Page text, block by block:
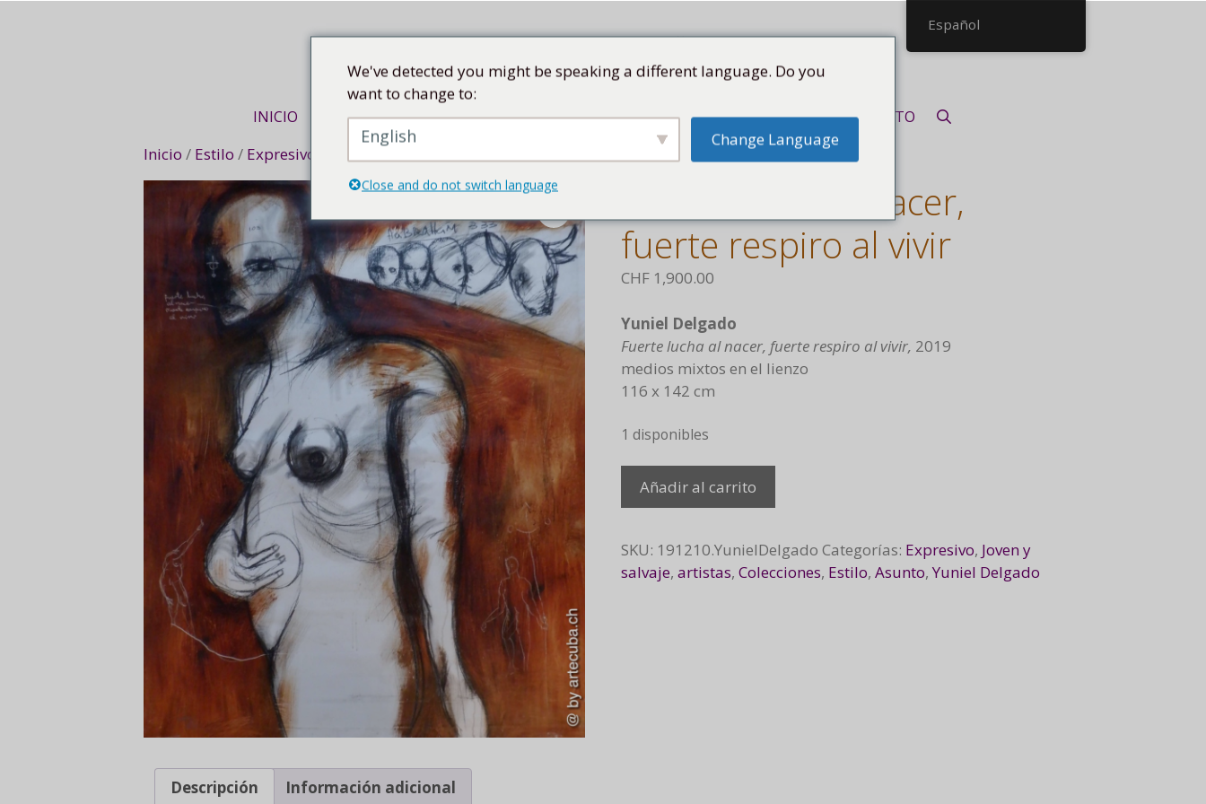
INICIO VIAJE DE ARTE COLECCIÓN ARTISTAS KUBA TIENDA CONTACTO
Inicio / Estilo / Expresivo
Fuerte lucha al nacer,
fuerte respiro al vivir
CHF 1,900.00
Yuniel Delgado
Fuerte lucha al nacer, fuerte respiro al vivir, 2019
medios mixtos en el lienzo
116 x 142 cm
1 disponibles
lucha
nacer,
fuerte
respiro
Añadir al carrito
SKU: 191210.YunielDelgado Categorías: Expresivo, Joven y
salvaje,artistas,Colecciones, Estilo,Asunto,Yuniel Delgado
Descripción Información adicional
Español
We've detected you might be speaking a different language. Do you
want to change to:
English Change Language
Close and do not switch language